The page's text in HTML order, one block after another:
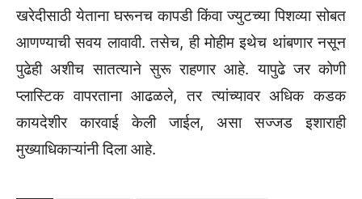
खरेदीसाठी येताना घरूनच कापडी किंवा ज्युटच्या पिशव्या सोबत
आणण्याची सवय लावावी. तसेच, ही मोहीम इथेच थांबणार नसून
पुढेही अशीच सातत्याने सुरू राहणार आहे. यापुढे जर कोणी
प्लास्टिक वापरताना आढळले, तर त्यांच्यावर अधिक कडक
कायदेशीर कारवाई केली जाईल, असा सज्जड इशाराही
मुख्याधिकाऱ्यांनी दिला आहे.